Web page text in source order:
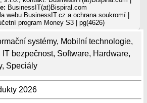
systémy, Mobilní technologie,
IT bezpečnost, Software, Hardware,
, Speciály
2026
BusinessIT(at)Bispiral.com
webu BusinessIT.cz a ochrana soukromí|
program Money S3 | pg(4626)